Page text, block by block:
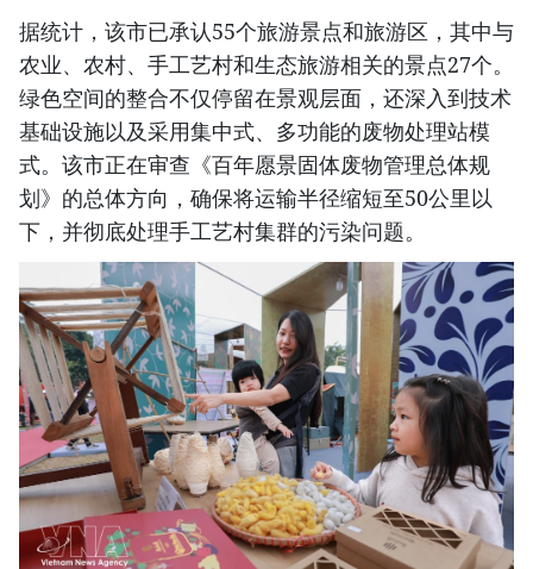
据统计，该市已承认55个旅游景点和旅游区，其中与
农业、农村、手工艺村和生态旅游相关的景点27个。
绿色空间的整合不仅停留在景观层面，还深入到技术
基础设施以及采用集中式、多功能的废物处理站模
式。该市正在审查《百年愿景固体废物管理总体规
划》的总体方向，确保将运输半径缩短至50公里以
下，并彻底处理手工艺村集群的污染问题。